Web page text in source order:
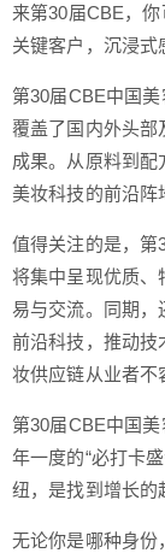
来第30届CBE，
关键客户，沉浸式
第30届CBE中国
覆盖了国内外头部
成果。从原料到
美妆科技的前沿阵
值得关注的是，第
将集中呈现优质、
易与交流。同期，
前沿科技，推动技
妆供应链从业者不
第30届CBE中国
年一度的“必打卡
纽，是找到增长的
无论你是哪种身份